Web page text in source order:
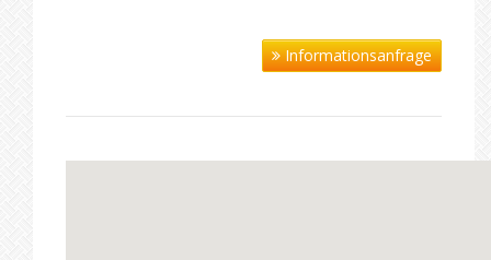
Informationsanfrage